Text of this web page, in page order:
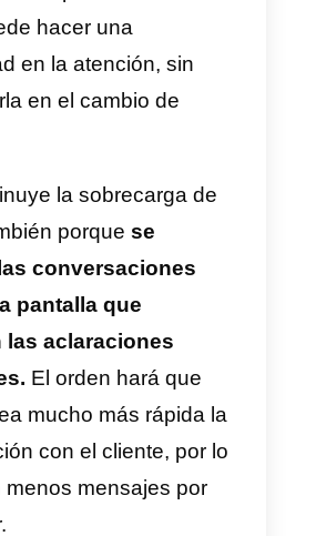
de un equipo entero
a la atención al público
Esto permitirá
que respondan los
distribuyendo la
hacer horarios
y eficientes.Una
es determinar el rango
en la que se reciben más